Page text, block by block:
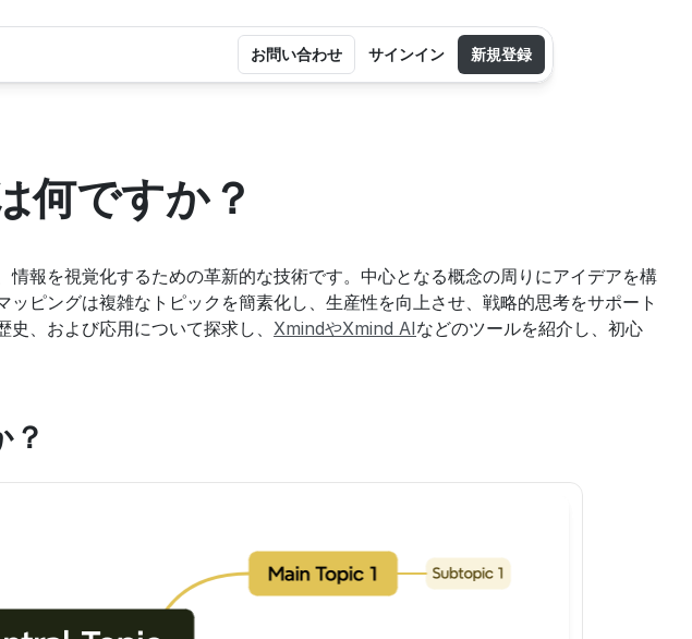
何ですか？
報を視覚化するための革新的な技術です。中心となる概念の周りにアイデアを構
ピングは複雑なトピックを簡素化し、生産性を向上させ、戦略的思考をサポート
、および応用について探求し、 XmindやXmind AIなどのツールを紹介し、初心
？
お問い合わせ サインイン 新規登録